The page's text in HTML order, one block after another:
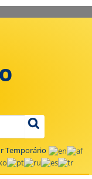
Temporário